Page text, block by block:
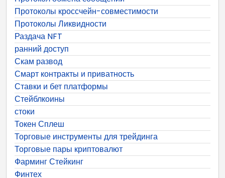
Протоколы кроссчейн-совместимости
Протоколы Ликвидности
Раздача NFT
ранний доступ
Скам развод
Смарт контракты и приватность
Ставки и бет платформы
Стейблкоины
стоки
Токен Сплеш
Торговые инструменты для трейдинга
Торговые пары криптовалют
Фарминг Стейкинг
Финтех